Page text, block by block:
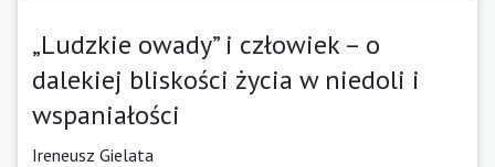
„Ludzkie owady” i człowiek – o
dalekiej bliskości życia w niedoli i
wspaniałości
Ireneusz Gielata